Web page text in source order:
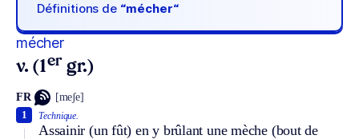
Définitions de “mécher“
mécher
v. (1er gr.)
FR [meʃe]
Technique.
Assainir (un fût) en y brûlant une mèche (bout de
1